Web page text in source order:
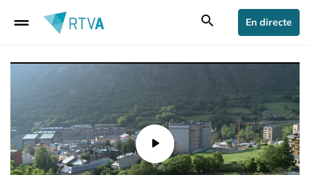
drag_handle search En directe